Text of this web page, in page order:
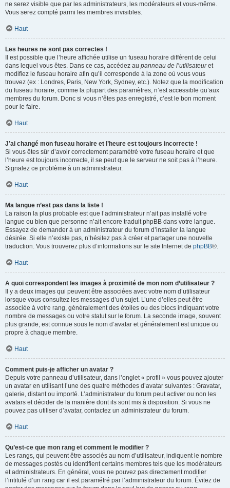
ne serez visible que par les administrateurs, les modérateurs et vous-même.
Vous serez compté parmi les membres invisibles.
Haut
Les heures ne sont pas correctes !
Il est possible que l’heure affichée utilise un fuseau horaire différent de celui
dans lequel vous êtes. Dans ce cas, accédez au panneau de l’utilisateuret
modifiez le fuseau horaire afin qu’il corresponde à la zone où vous vous
trouvez (ex : Londres, Paris, New York, Sydney, etc.). Notez que la modification
du fuseau horaire, comme la plupart des paramètres, n’est accessible qu’aux
membres du forum. Donc si vous n’êtes pas enregistré, c’est le bon moment
pour le faire.
Haut
J’ai changé mon fuseau horaire et l’heure est toujours incorrecte !
Si vous êtes sûr d’avoir correctement paramétré votre fuseau horaire et que
l’heure est toujours incorrecte, il se peut que le serveur ne soit pas à l’heure.
Signalez ce problème à un administrateur.
Haut
Ma langue n’est pas dans la liste !
La raison la plus probable est que l’administrateur n’ait pas installé votre
langue ou bien que personne n’ait encore traduit phpBB dans votre langue.
Essayez de demander à un administrateur du forum d’installer la langue
désirée. Si elle n’existe pas, n’hésitez pas à créer et partager une nouvelle
traduction. Vous trouverez plus d’informations sur le site Internet de phpBB®.
Haut
A quoi correspondent les images à proximité de mon nom d’utilisateur ?
Il y a deux images qui peuvent être associées avec votre nom d’utilisateur
lorsque vous consultez les messages d’un sujet. L’une d’elles peut être
associée à votre rang, généralement des étoiles ou des blocs indiquant votre
nombre de messages ou votre statut sur le forum. La seconde image, souvent
plus grande, est connue sous le nom d’avatar et généralement est unique ou
propre à chaque membre.
Haut
Comment puis-je afficher un avatar ?
Depuis votre panneau d’utilisateur, dans l’onglet « profil » vous pouvez ajouter
un avatar en utilisant l’une des quatre méthodes d’avatar suivantes : Gravatar,
galerie, distant ou importé. L’administrateur du forum peut activer ou non les
avatars et décider de la manière dont ils sont mis à disposition. Si vous ne
pouvez pas utiliser d’avatar, contactez un administrateur du forum.
Haut
Qu’est-ce que mon rang et comment le modifier ?
Les rangs, qui peuvent être associés au nom d’utilisateur, indiquent le nombre
de messages postés ou identifient certains membres tels que les modérateurs
et administrateurs. En général, vous ne pouvez pas directement modifier
l’intitulé d’un rang car il est paramétré par l’administrateur du forum. Évitez de